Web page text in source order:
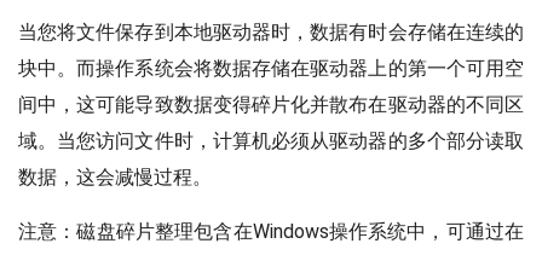
当您将文件保存到本地驱动器时，数据有时会存储在连续的
块中。而操作系统会将数据存储在驱动器上的第一个可用空
间中，这可能导致数据变得碎片化并散布在驱动器的不同区
域。当您访问文件时，计算机必须从驱动器的多个部分读取
数据，这会减慢过程。
注意：磁盘碎片整理包含在Windows操作系统中，可通过在